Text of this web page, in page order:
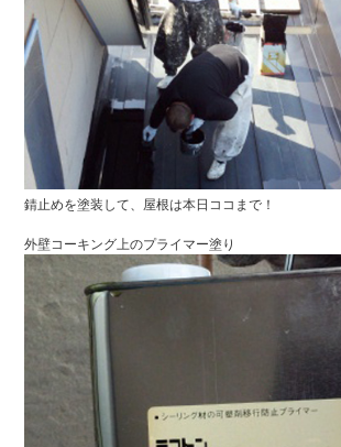
錆止めを塗装して、屋根は本日ココまで！
外壁コーキング上のプライマー塗り